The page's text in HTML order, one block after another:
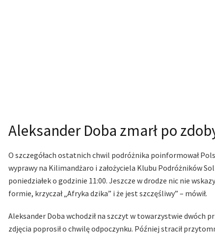
Aleksander Doba zmarł po
O szczegółach ostatnich chwil podróżnika poinformował
wyprawy na Kilimandżaro i założyciela Klubu Podróżników
poniedziałek o godzinie 11:00. Jeszcze w drodze nic nie
formie, krzyczał „Afryka dzika” i że jest szczęśliwy” – mówił.
Aleksander Doba wchodził na szczyt w towarzystwie dwóch
zdjęcia poprosił o chwilę odpoczynku. Później stracił